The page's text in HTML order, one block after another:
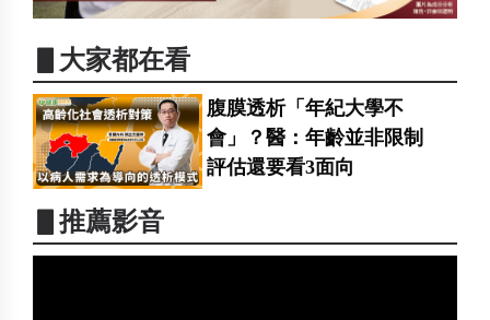
▋大家都在看
腹膜透析「年紀大學不
會」？醫：年齡並非限制
評估還要看3面向
▋推薦影音